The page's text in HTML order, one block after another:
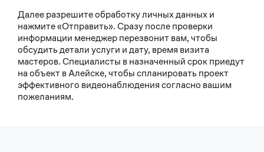
Далее разрешите обработку личных данных и
нажмите «Отправить». Сразу после проверки
информации менеджер перезвонит вам, чтобы
обсудить детали услуги и дату, время визита
мастеров. Специалисты в назначенный срок приедут
на объект в Алейске, чтобы спланировать проект
эффективного видеонаблюдения согласно вашим
пожеланиям.